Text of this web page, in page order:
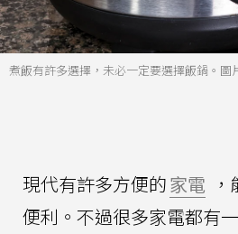
煮飯有許多選擇，未必一定要選擇飯鍋。圖
現代有許多方便的家電
便利。不過很多家電都有